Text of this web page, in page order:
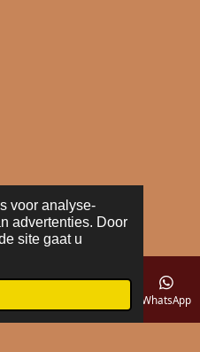
voor analyse-
advertenties. Door
site gaat u
WhatsApp